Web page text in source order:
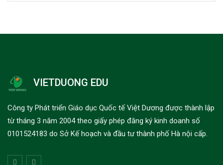
VIETDUONG EDU
Công ty Phát triển Giáo dục Quốc tế Việt Dương được thành lập
từ tháng 3 năm 2004 theo giấy phép đăng ký kinh doanh số
0101524183 do Sở Kế hoạch và đầu tư thành phố Hà nội cấp.